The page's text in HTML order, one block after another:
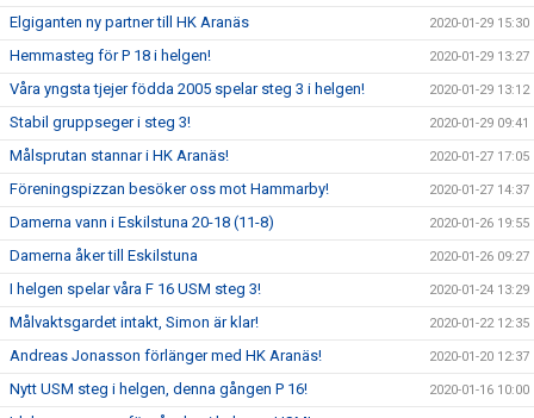
Elgiganten ny partner till HK Aranäs 2020-01-29 15:30
Hemmasteg för P 18 i helgen! 2020-01-29 13:27
Våra yngsta tjejer födda 2005 spelar steg 3 i helgen! 2020-01-29 13:12
Stabil gruppseger i steg 3! 2020-01-29 09:41
Målsprutan stannar i HK Aranäs! 2020-01-27 17:05
Föreningspizzan besöker oss mot Hammarby! 2020-01-27 14:37
Damerna vann i Eskilstuna 20-18 (11-8) 2020-01-26 19:55
Damerna åker till Eskilstuna 2020-01-26 09:27
I helgen spelar våra F 16 USM steg 3! 2020-01-24 13:29
Målvaktsgardet intakt, Simon är klar! 2020-01-22 12:35
Andreas Jonasson förlänger med HK Aranäs! 2020-01-20 12:37
Nytt USM steg i helgen, denna gången P 16! 2020-01-16 10:00